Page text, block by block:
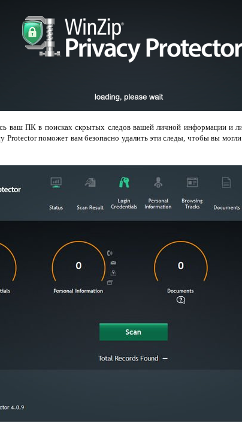
ваш ПК в поисках скрытых следов вашей личной информации и
Protector поможет вам безопасно удалить эти следы, чтобы вы